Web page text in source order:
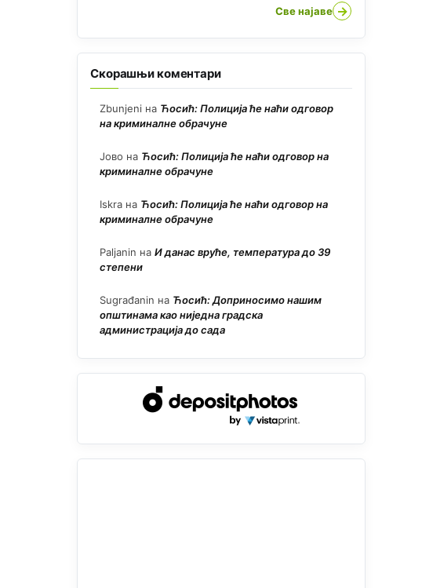
Све најаве →
Скорашњи коментари
Zbunjeni на Ћосић: Полиција ће наћи одговор
на криминалне обрачуне
Јово на Ћосић: Полиција ће наћи одговор на
криминалне обрачуне
Iskra на Ћосић: Полиција ће наћи одговор на
криминалне обрачуне
Paljanin на И данас вруће, температура до 39
степени
Sugrađanin на Ћосић: Доприносимо нашим
општинама као ниједна градска
администрација до сада